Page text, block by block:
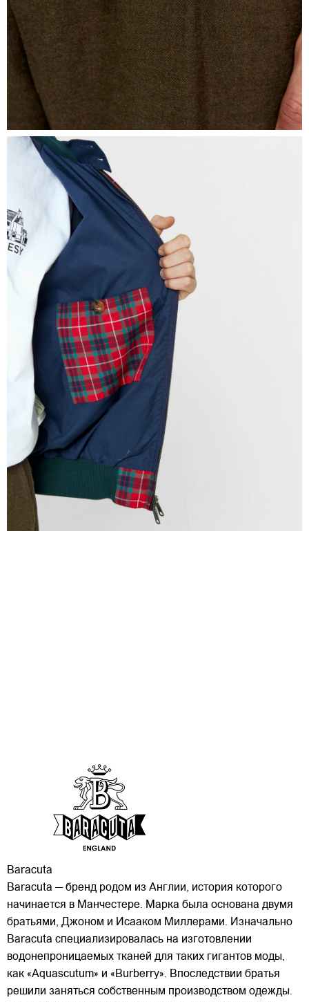
Baracuta
Baracuta — бренд родом из Англии, история которого
начинается в Манчестере. Марка была основана двумя
братьями, Джоном и Исааком Миллерами. Изначально
Baracuta специализировалась на изготовлении
водонепроницаемых тканей для таких гигантов моды,
как «Aquascutum» и «Burberry». Впоследствии братья
решили заняться собственным производством одежды.